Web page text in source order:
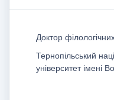
Доктор
Тернопільський
університет імені